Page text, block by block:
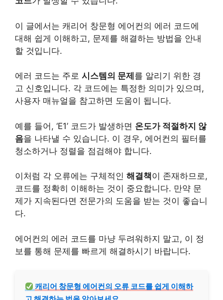
이 글에서는 캐리어 창문형 에어컨의 에러 코드에
대해 쉽게 이해하고, 문제를 해결하는 방법을 안내
할 것입니다.
에러 코드는 주로 시스템의 문제 를 알리 기 위한 경
고 신호입니다. 각 코드에는 특정한 의미가 있으며,
사용자 매뉴얼을 참고하면 도움이 됩니다.
예를 들어, ‘E1’ 코드가 발생하면 온도가 적절하지 않
음을 나타낼 수 있습니다. 이 경우, 에어컨의 필터를
청소하거나 정렬을 점검해야 합니다.
이처럼 각 오류에는 구체적인 해결책이 존재하므로,
코드를 정확히 이해하는 것이 중요합니다. 만약 문
제가 지속된다면 전문가의 도움을 받는 것이 좋습니
다.
에어컨의 에러 코드를 마냥 두려워하지 말고, 이 정
보를 통해 문제를 빠르게 해결하시기 바랍니다.
캐리어 창문형 에어컨의 오류 코드를 쉽게 이해하